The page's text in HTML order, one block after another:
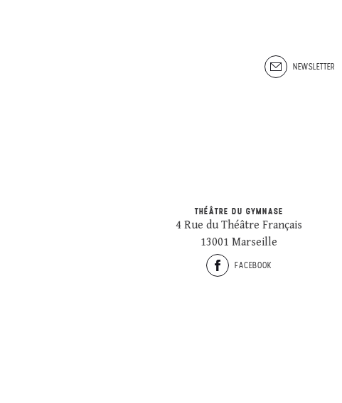
NEWSLETTER
THÉÂTRE DU GYMNASE
4 Rue du Théâtre Français
13001 Marseille
FACEBOOK